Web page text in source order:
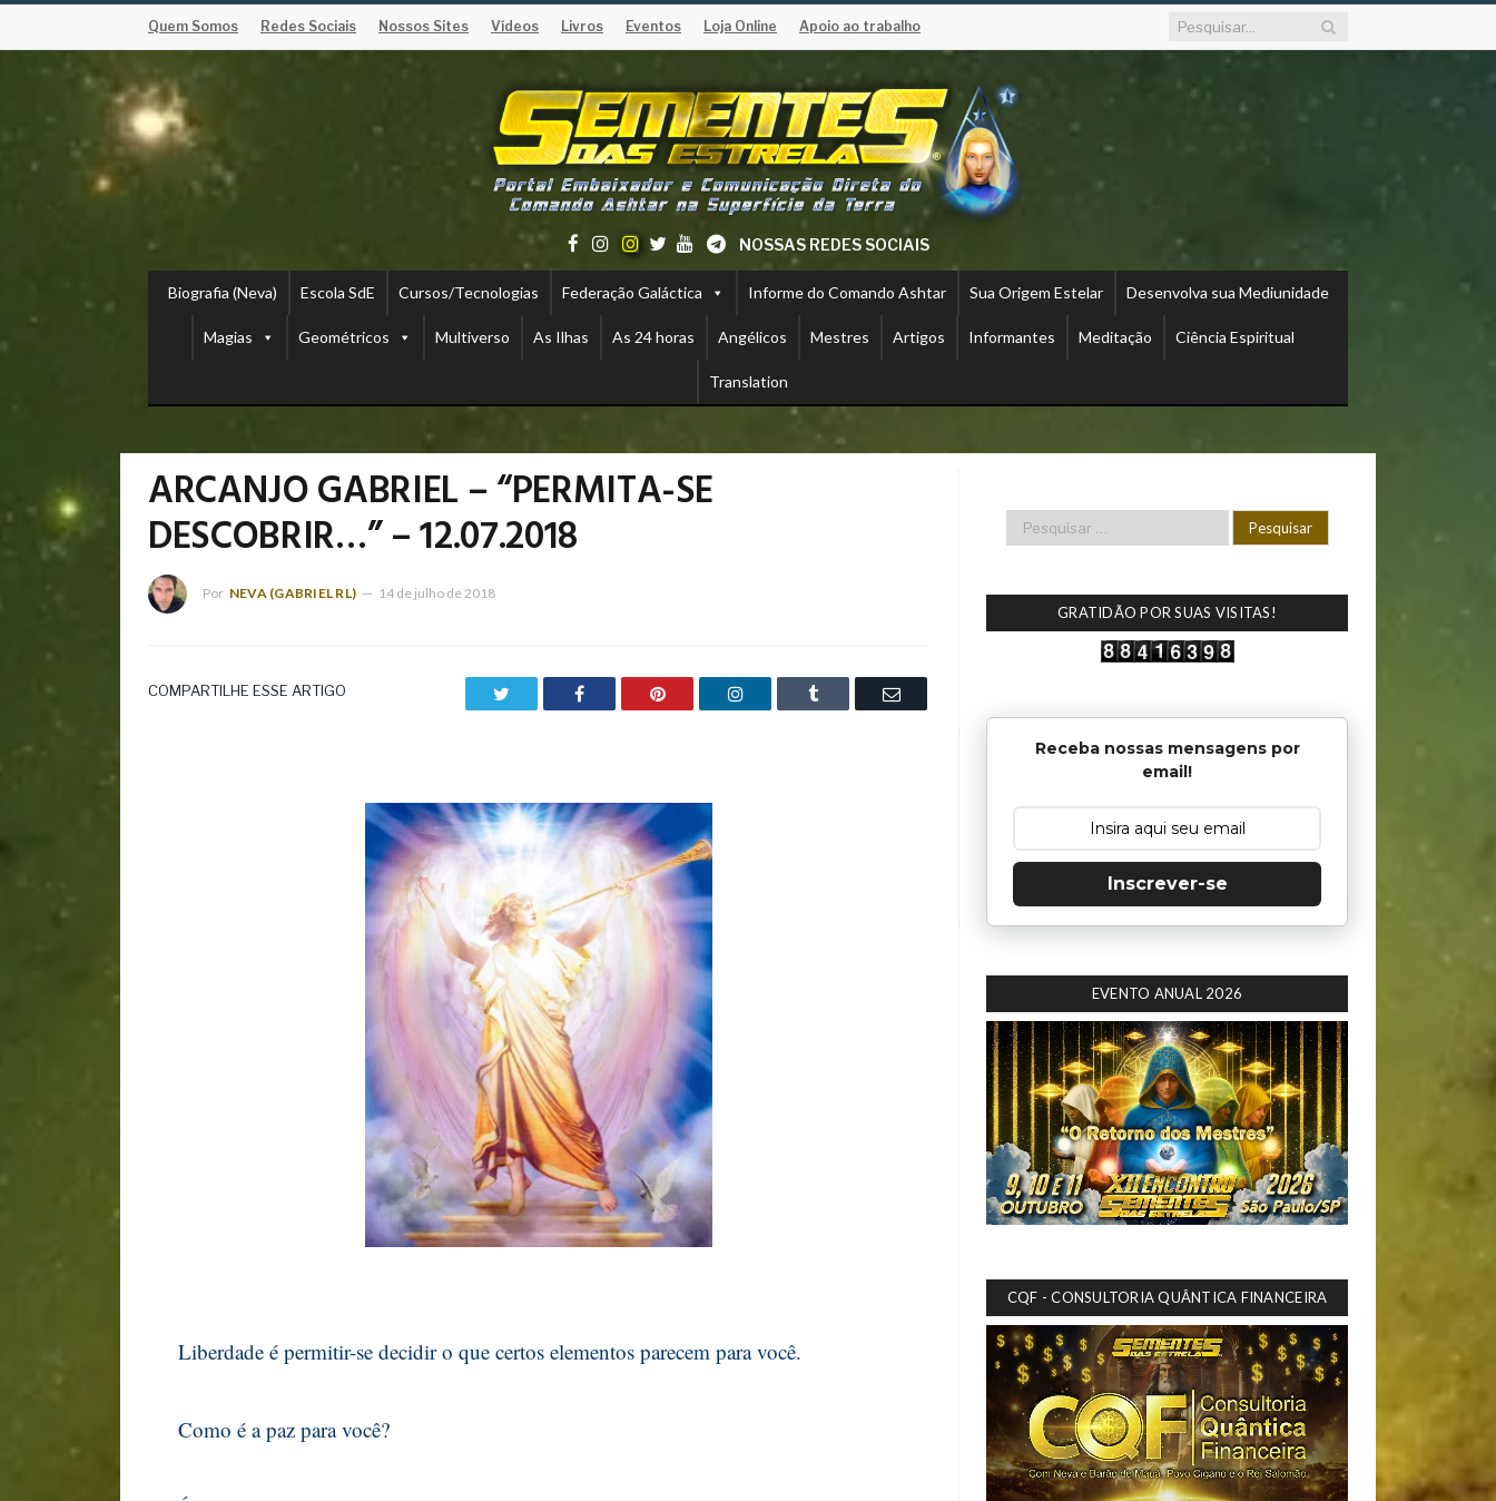
Quem Somos Redes Sociais Nossos Sites Vídeos Livros Eventos Loja Online Apoio ao trabalho
NOSSAS REDES SOCIAIS
Biografia (Neva) Escola SdE Cursos/Tecnologias Federação Galáctica Informe do Comando Ashtar Sua Origem Estelar Desenvolva sua Mediunidade
Magias Geométricos Multiverso As Ilhas As 24 horas Angélicos Mestres Artigos Informantes Meditação Ciência Espiritual
Translation
ARCANJO GABRIEL – “PERMITA-SE
DESCOBRIR…” – 12.07.2018
Por NEVA (GABRIEL RL) 14 de julho de 2018
COMPARTILHE ESSE ARTIGO Facebook Pinterest LinkedIn Tumblr Email
Liberdade é permitir-se decidir o que certos elementos parecem para você.
Como é a paz para você?
GRATIDÃO POR SUAS VISITAS!
Receba nossas mensagens por
email!
Inscrever-se
EVENTO ANUAL 2026
CQF - CONSULTORIA QUÂNTICA FINANCEIRA